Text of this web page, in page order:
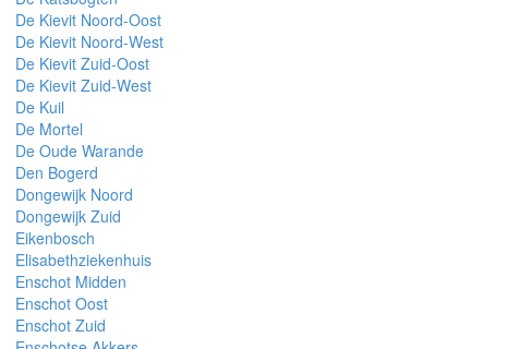
De Kievit Noord-Oost
De Kievit Noord-West
De Kievit Zuid-Oost
De Kievit Zuid-West
De Kuil
De Mortel
De Oude Warande
Den Bogerd
Dongewijk Noord
Dongewijk Zuid
Eikenbosch
Elisabethziekenhuis
Enschot Midden
Enschot Oost
Enschot Zuid